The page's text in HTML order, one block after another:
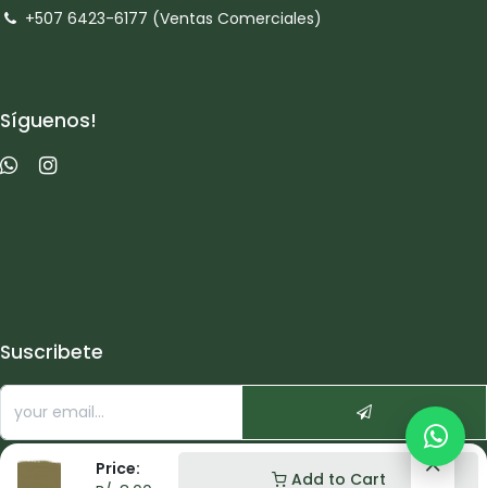
Price:
Add to Cart
+507 6423-6177 (Ventas Comerciales)
Síguenos!
Suscribete